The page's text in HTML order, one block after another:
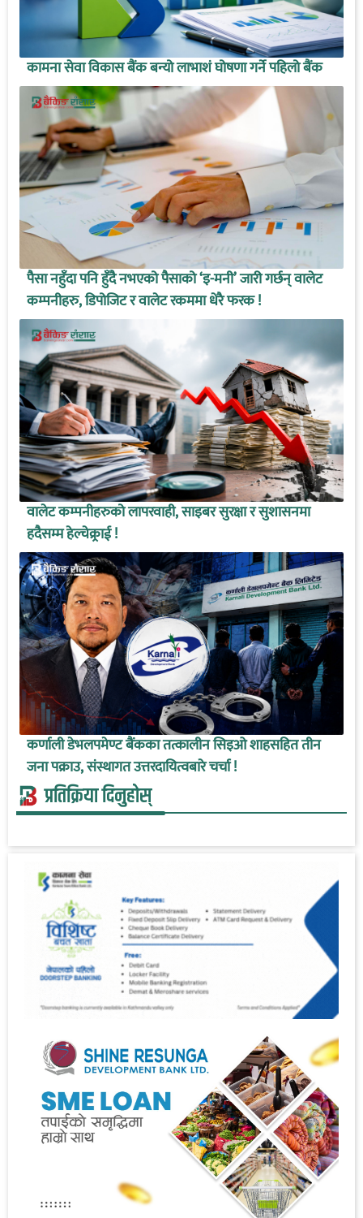
कामना सेवा विकास बैंक बन्यो लाभाशं घोषणा गर्ने पहिलो बैंक
पैसा नहुँदा पनि हुँदै नभएको पैसाको ‘इ-मनी’ जारी गर्छन् वालेट
कम्पनीहरु, डिपोजिट र वालेट रकममा धेरै फरक !
वालेट कम्पनीहरुको लापरवाही, साइबर सुरक्षा र सुशासनमा
हदैसम्म हेल्चेक्र्राई !
कर्णाली डेभलपमेण्ट बैंकका तत्कालीन सिइओ शाहसहित तीन
जना पक्राउ, संस्थागत उत्तरदायित्वबारे चर्चा !
प्रतिक्रिया दिनुहोस्